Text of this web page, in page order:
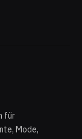
für
Mode,